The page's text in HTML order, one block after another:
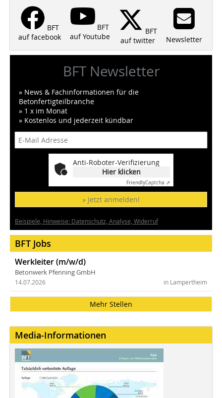
BFT
auf facebook
BFT
auf Youtube
BFT
auf twitter
Newsletter
BFT Newsletter
» News & Fachinformationen für die
Betonfertigteilbranche
» 1 x im Monat
» Kostenlos und jederzeit kündbar
Anti-Roboter-Verifizierung
Hier klicken
FriendlyCaptcha ⇗
» Jetzt anmelden!
Beispiele, Hinweise: Datenschutz, Analyse, Widerruf
BFT Jobs
Werkleiter (m/w/d)
Betonwerk Pfenning GmbH
in Lampertheim
14.07.2026
Mehr Stellen
Media-Informationen